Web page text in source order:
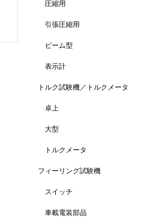
圧縮用
引張圧縮用
ビーム型
表示計
トルク試験機／トルクメータ
卓上
大型
トルクメータ
フィーリング試験機
スイッチ
車載電装部品